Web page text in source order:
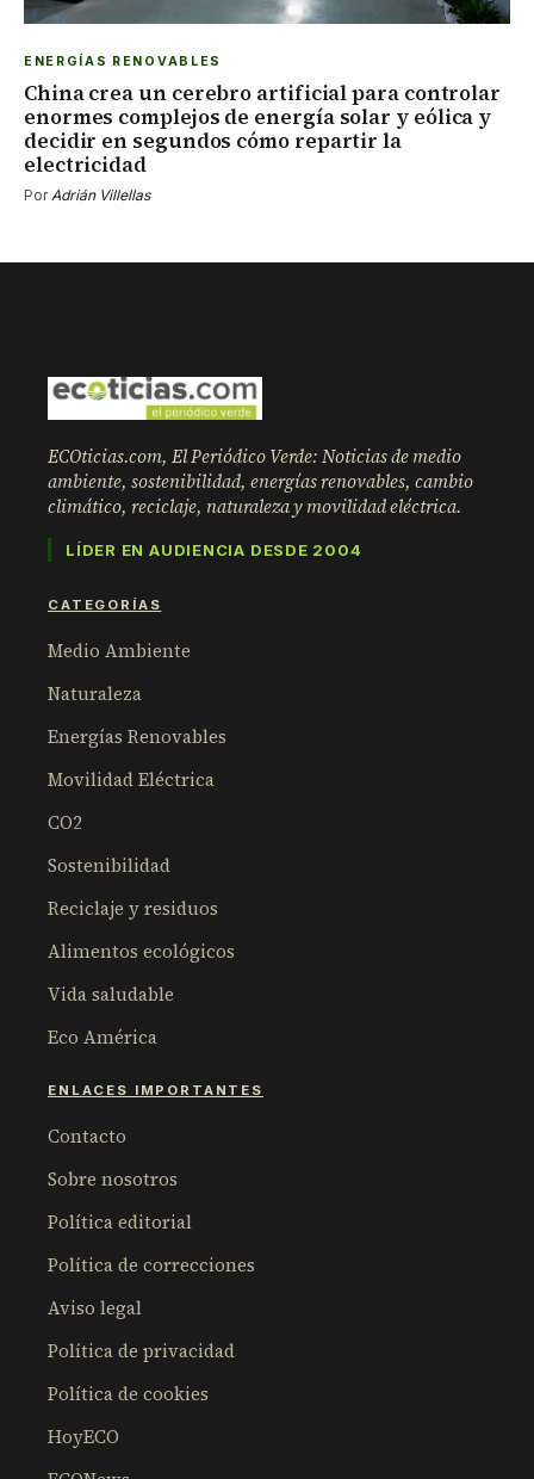
ENERGÍAS RENOVABLES
China crea un cerebro artificial para controlar
enormes complejos de energía solar y eólica y
decidir en segundos cómo repartir la
electricidad
PorAdrián Villellas
ECOticias.com, El Periódico Verde: Noticias de medio
ambiente, sostenibilidad, energías renovables, cambio
climático, reciclaje, naturaleza y movilidad eléctrica.
LÍDER EN AUDIENCIA DESDE 2004
CATEGORÍAS
Medio Ambiente
Naturaleza
Energías Renovables
Movilidad Eléctrica
CO2
Sostenibilidad
Reciclaje y residuos
Alimentos ecológicos
Vida saludable
Eco América
ENLACES IMPORTANTES
Contacto
Sobre nosotros
Política editorial
Política de correcciones
Aviso legal
Política de privacidad
Política de cookies
HoyECO